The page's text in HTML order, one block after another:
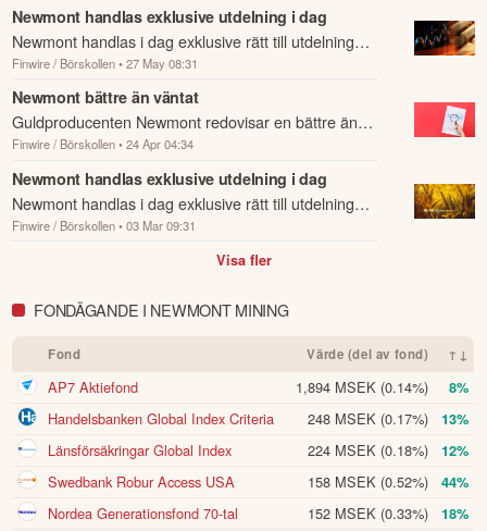
justerade resultatet per aktie överträffade k...
Newmont handlas exklusive utdelning i dag
Newmont handlas i dag exklusive rätt till utdelning
med 0,26 dollar per aktie.
Finwire / Börskollen • 27 May 08:31
Newmont bättre än väntat
Guldproducenten Newmont redovisar en bättre än
förväntad delårsrapport för det första kvartalet.
Finwire / Börskollen • 24 Apr 04:34
Newmont handlas exklusive utdelning i dag
Newmont handlas i dag exklusive rätt till utdelning
med 0,26 dollar per aktie.
Finwire / Börskollen • 03 Mar 09:31
Visa fler
FONDÄGANDE I NEWMONT MINING
Fond Värde (del av fond) ↑↓
AP7 Aktiefond 1,894 MSEK (0.14%) 8%
Handelsbanken Global Index Criteria 248 MSEK (0.17%) 13%
Länsförsäkringar Global Index 224 MSEK (0.18%) 12%
Swedbank Robur Access USA 158 MSEK (0.52%) 44%
Nordea Generationsfond 70-tal 152 MSEK (0.33%) 18%